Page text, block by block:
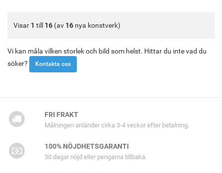
Visar 1 till 16 (av 16 nya konstverk)
Vi kan måla vilken storlek och bild som helst. Hittar du inte vad du
söker?
Kontakta oss
FRI FRAKT
Målningen anländer cirka 3-4 veckor efter betalning.
100% NÖJDHETSGARANTI
30 dagar nöjd eller pengarna tillbaka.